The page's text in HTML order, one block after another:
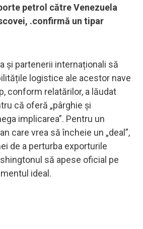
petrol către Venezuela
.confirmă un tipar
și partenerii internaționali să
logistice ale acestor nave
conform relatărilor, a lăudat
că oferă „pârghie și
implicarea”. Pentru un
care vrea să încheie un „deal”,
de a perturba exporturile
să apese oficial pe
ideal.